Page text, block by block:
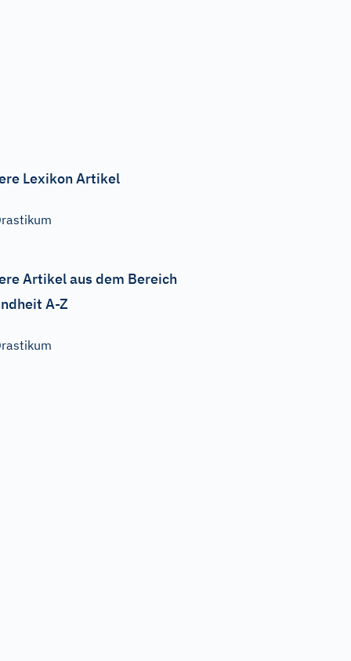
Lexikon Artikel
Artikel aus dem Bereich
A-Z